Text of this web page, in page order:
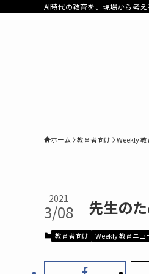
AI時代の教育を、現場から考え
ホーム 教育者向け Weekly 教
先生の
2021
3/08
教育者向け Weekly 教育ニュ